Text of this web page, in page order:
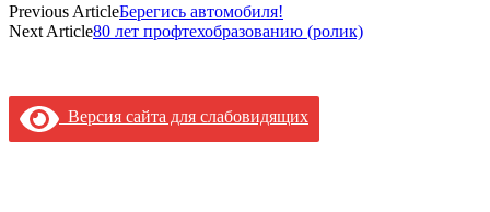
Previous ArticleБерегись автомобиля!
Next Article80 лет профтехобразованию (ролик)
Версия сайта для слабовидящих